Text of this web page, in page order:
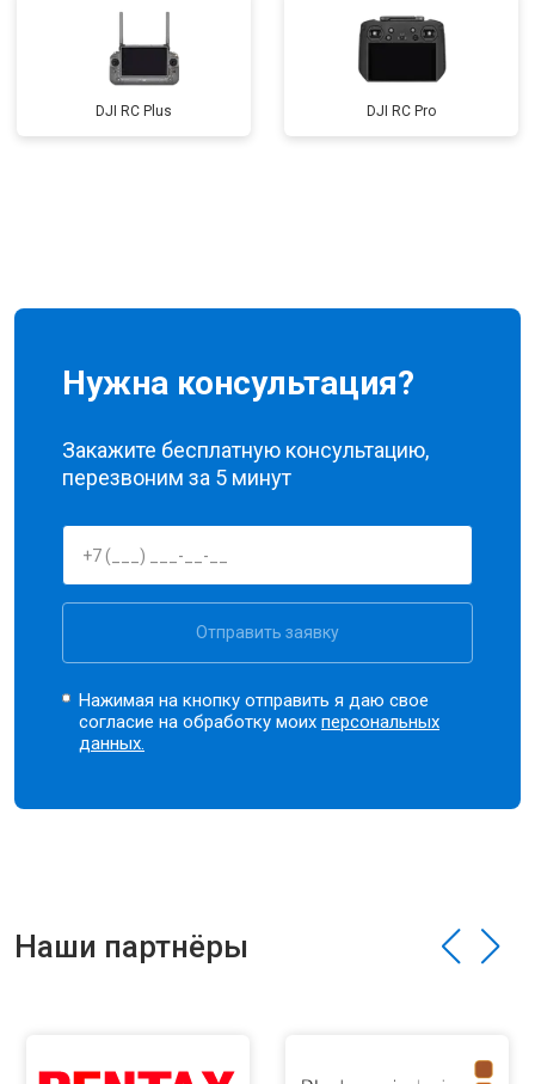
DJI RC Plus DJI RC Pro
Нужна консультация?
Закажите бесплатную консультацию,
перезвоним за 5 минут
Отправить заявку
Нажимая на кнопку отправить я даю свое
согласие на обработку моихперсональных
данных.
Наши партнёры